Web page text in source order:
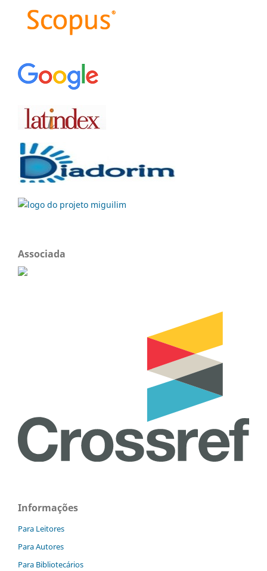
Associada
Informações
Para Leitores
Para Autores
Para Bibliotecários